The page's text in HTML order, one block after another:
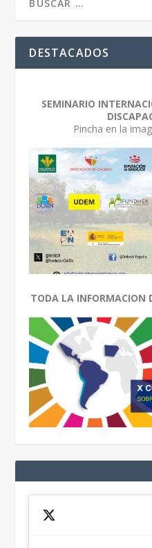
DESTACADOS
SEMINARIO
Pincha en la
TODA LA INFORMACION